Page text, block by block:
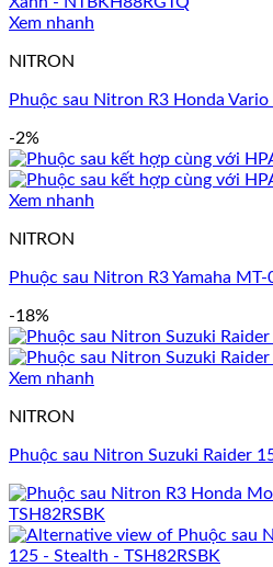
Xem nhanh
NITRON
Phuộc sau Nitron R3 Honda
-2%
Xem nhanh
NITRON
Phuộc sau Nitron R3 Yamaha MT-
-18%
Xem nhanh
NITRON
Phuộc sau Nitron Suzuki Raider